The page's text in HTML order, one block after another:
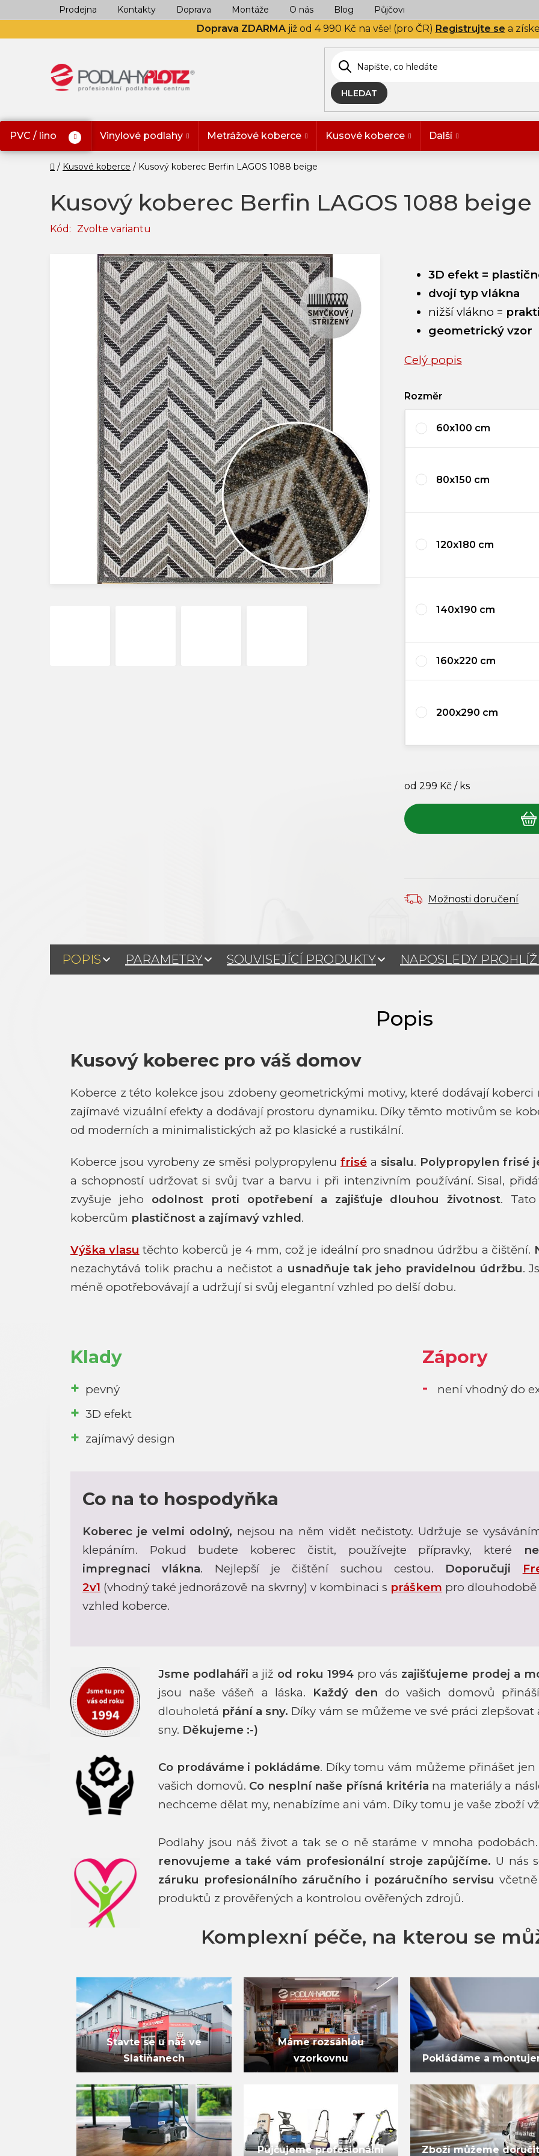
na
Doprava ZDARMA již od 4 990 Kč na vše! (pro ČR) Registrujte se a
Prodejna Kontakty Doprava Montáže O nás Blog Půjčovna
HLEDAT
PVC / lino Vinylové podlahy Metrážové koberce Kusové koberce Další
Domů
Kusové koberce Kusový koberec Berfin LAGOS 1088 beige
Kusový koberec Berfin LAGOS 1088 beige
Kód: Zvolte variantu
3D efekt =
dvojí typ vlákna
nižší vlákno =
geometrický vzor
Celý popis
Rozměr
60x100 cm
80x150 cm
120x180 cm
140x190 cm
160x220 cm
200x290 cm
od 299 Kč / ks
Možnosti doručení
POPIS PARAMETRY SOUVISEJÍCÍ PRODUKTY NAPOSLEDY
Kusový koberec pro váš domov
Koberce z této kolekce jsou zdobeny geometrickými motivy, které dodávají koberci
zajímavé vizuální efekty a dodávají prostoru dynamiku. Díky těmto motivům se
od moderních a minimalistických až po klasické a rustikální.
Koberce jsou vyrobeny ze směsi polypropylenu frisé a sisalu. Polypropylen frisé
a schopností udržovat si svůj tvar a barvu i při intenzivním používání. Sisal,
zvyšuje jeho odolnost proti opotřebení a zajišťuje dlouhou životnost.
kobercům plastičnost a zajímavý vzhled.
Výška vlasu těchto koberců je 4 mm, což je ideální pro snadnou údržbu a čištění.
nezachytává tolik prachu a nečistot a usnadňuje tak jeho pravidelnou údržbu.
méně opotřebovávají a udržují si svůj elegantní vzhled po delší dobu.
Klady
pevný
3D efekt
zajímavý design
Zápory
není vhodný do
Co na to hospodyňka
Koberec je velmi odolný, nejsou na něm vidět nečistoty. Udržuje se
klepáním. Pokud budete koberec čistit, používejte přípravky, které
impregnaci vlákna. Nejlepší je čištění suchou cestou. Doporučuji
2v1 (vhodný také jednorázově na skvrny) v kombinaci s práškem pro dlouhodobě
vzhled koberce.
Jsme podlaháři a již od roku 1994pro vás zajišťujeme prodej a
jsou naše vášeň a láska.
Každý den do vašich domovů
dlouholetá přání a sny. Díky vám se můžeme ve své práci
sny. Děkujeme :-)
Co prodáváme i pokládáme. Díky tomu vám můžeme přinášet jen
vašich domovů. Co nesplní naše přísná kritéria na materiály a
nechceme dělat my, nenabízíme ani vám. Díky tomu je vaše zboží
Podlahy jsou náš život a tak se o ně staráme v mnoha
renovujeme a také vám profesionální stroje zapůjčíme. U nás
záruku profesionálního záručního i pozáručního servisu
produktů z prověřených a kontrolou ověřených zdrojů.
Komplexní péče, na kterou se
Stavte se u nás ve
Slatiňanech
Máme rozsáhlou
vzorkovnu
Pokládáme a
Půjčujeme profesionální Zboží můžeme